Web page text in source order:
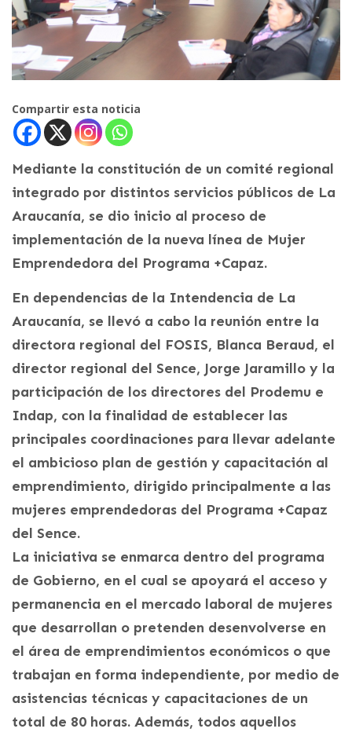
Compartir esta noticia
Mediante la constitución de un comité regional
integrado por distintos servicios públicos de La
Araucanía, se dio inicio al proceso de
implementación de la nueva línea de Mujer
Emprendedora del Programa +Capaz.
En dependencias de la Intendencia de La
Araucanía, se llevó a cabo la reunión entre la
directora regional del FOSIS, Blanca Beraud, el
director regional del Sence, Jorge Jaramillo y la
participación de los directores del Prodemu e
Indap, con la finalidad de establecer las
principales coordinaciones para llevar adelante
el ambicioso plan de gestión y capacitación al
emprendimiento, dirigido principalmente a las
mujeres emprendedoras del Programa +Capaz
del Sence.
La iniciativa se enmarca dentro del programa
de Gobierno, en el cual se apoyará el acceso y
permanencia en el mercado laboral de mujeres
que desarrollan o pretenden desenvolverse en
el área de emprendimientos económicos o que
trabajan en forma independiente, por medio de
asistencias técnicas y capacitaciones de un
total de 80 horas. Además, todos aquellos